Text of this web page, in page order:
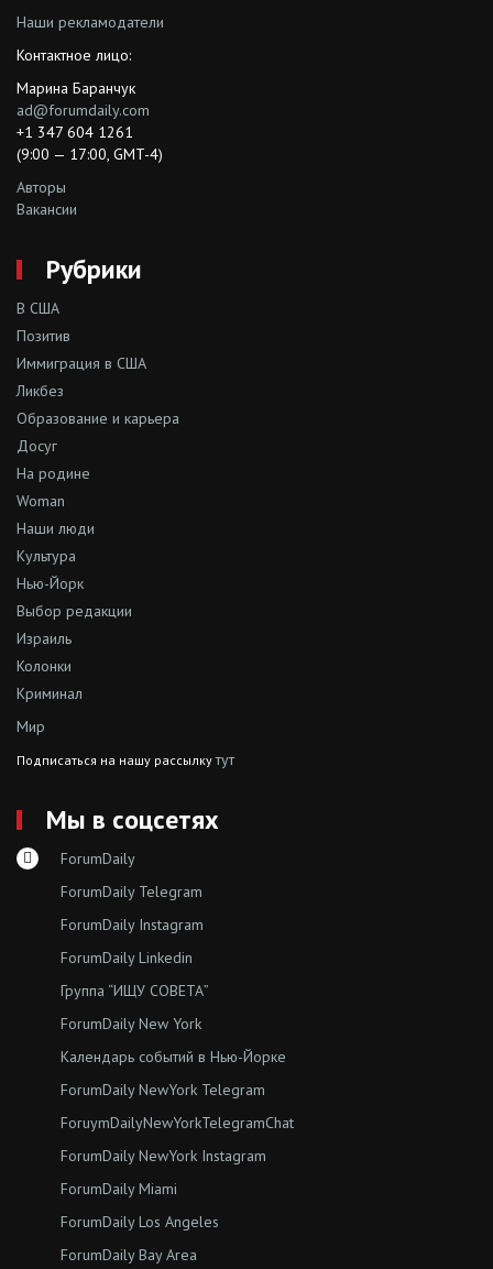
Наши рекламодатели
Контактное лицо:
Марина Баранчук
ad@forumdaily.com
+1 347 604 1261
(9:00 — 17:00, GMT-4)
Авторы
Вакансии
Рубрики
В США
Позитив
Иммиграция в США
Ликбез
Образование и карьера
Досуг
На родине
Woman
Наши люди
Культура
Нью-Йорк
Выбор редакции
Израиль
Колонки
Криминал
Мир
Подписаться на нашу рассылкутут
Мы в соцсетях
ForumDaily
ForumDaily Telegram
ForumDaily Instagram
ForumDaily Linkedin
Группа “ИЩУ СОВЕТА”
ForumDaily New York
Календарь событий в Нью-Йорке
ForumDaily NewYork Telegram
ForuymDailyNewYorkTelegramChat
ForumDaily NewYork Instagram
ForumDaily Miami
ForumDaily Los Angeles
ForumDaily Bay Area